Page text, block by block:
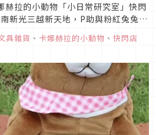
赫拉的小動物「小日常研究室」快閃
新光三越新天地，P助與粉紅兔兔帶
常，與粉粉們一同共渡充滿小確幸的
打卡點，先來加入小動物們的「午
具雜貨 、 卡娜赫拉的小動物 、 快閃店